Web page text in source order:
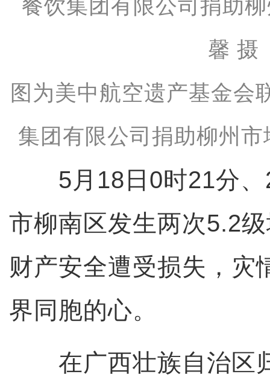
图为美中航空遗产基金会
集团有限公司捐助柳州
5月18日0时21分、
市柳南区发生两次5.2
财产安全遭受损失，灾
界同胞的心。
在广西壮族自治区